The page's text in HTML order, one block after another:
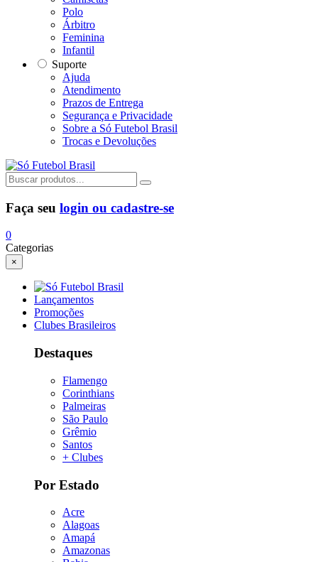
Polo
Árbitro
Feminina
Infantil
Suporte
Ajuda
Atendimento
Prazos de Entrega
Segurança e Privacidade
Sobre a Só Futebol Brasil
Trocas e Devoluções
Faça seu login ou cadastre-se
0
Categorias
×
Lançamentos
Promoções
Clubes Brasileiros
Destaques
Flamengo
Corinthians
Palmeiras
São Paulo
Grêmio
Santos
+ Clubes
Por Estado
Acre
Alagoas
Amapá
Amazonas